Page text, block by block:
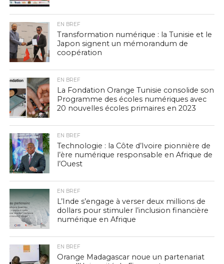
EN BREF
Transformation numérique : la Tunisie et le
Japon signent un mémorandum de
coopération
EN BREF
La Fondation Orange Tunisie consolide son
Programme des écoles numériques avec
20 nouvelles écoles primaires en 2023
EN BREF
Technologie : la Côte d’Ivoire pionnière de
l’ère numérique responsable en Afrique de
l’Ouest
EN BREF
L’Inde s’engage à verser deux millions de
dollars pour stimuler l’inclusion financière
numérique en Afrique
EN BREF
Orange Madagascar noue un partenariat